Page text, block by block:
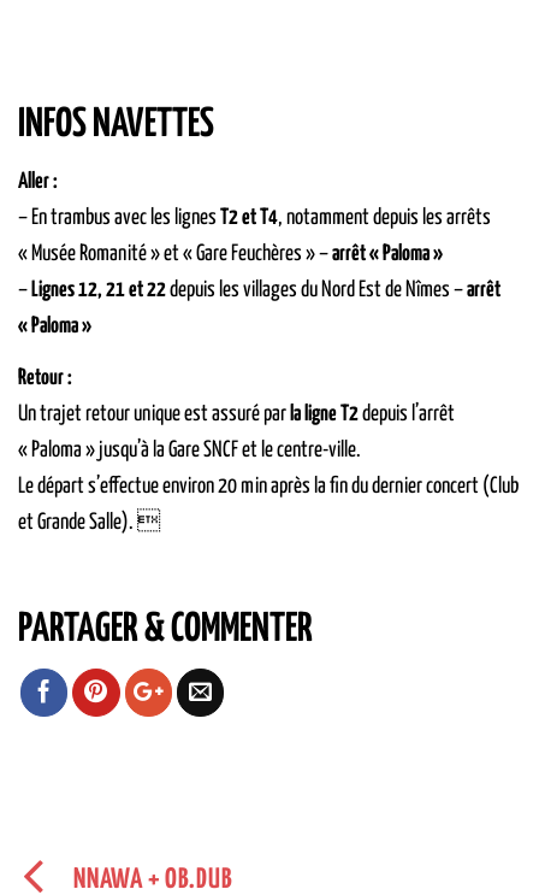
INFOS NAVETTES
Aller :
– En trambus avec les lignes T2 et T4, notamment depuis les arrêts
« Musée Romanité » et « Gare Feuchères » –arrêt « Paloma »
– Lignes 12, 21 et 22depuis les villages du Nord Est de Nîmes –arrêt
« Paloma »
Retour :
Un trajet retour unique est assuré par la ligne T2depuis l’arrêt
« Paloma » jusqu’à la Gare SNCF et le centre-ville.
Le départ s’effectue environ 20 min après la fin du dernier concert (Club
et Grande Salle). 
PARTAGER & COMMENTER
NNAWA + OB.DUB